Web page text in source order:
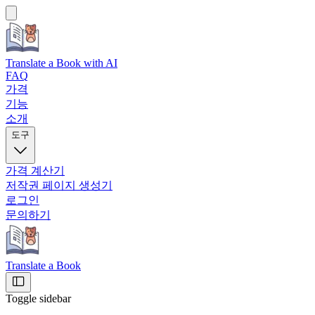
Translate a Book with AI
FAQ
가격
기능
소개
도구
가격 계산기
저작권 페이지 생성기
로그인
문의하기
Translate a Book
Toggle sidebar